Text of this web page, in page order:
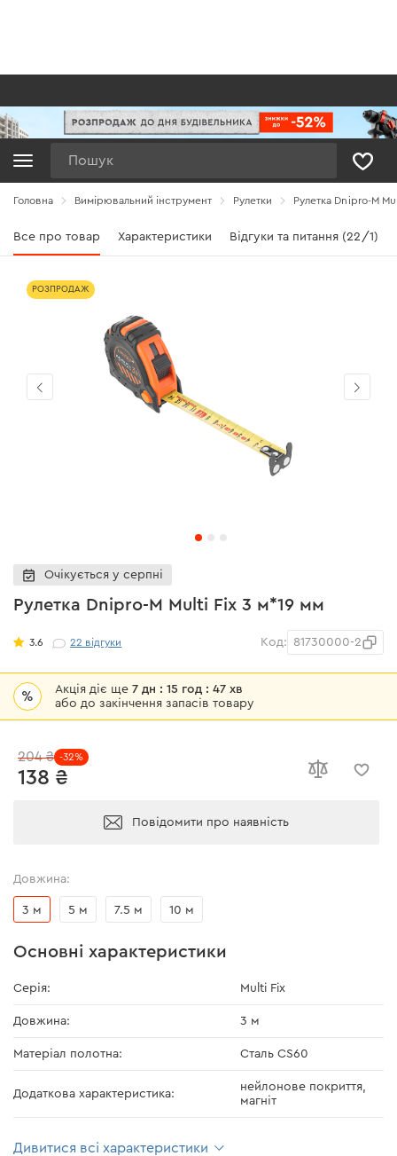
Головна Вимірювальний інструмент Рулетки Рулетка Dnipro-M
Все про товар Характеристики Відгуки та питання (22/1)
Рулетка Dnipro-M Multi Fix 3 м*19 мм
3.6 22 відгуки Код: 81730000-2
% Акція діє ще7 дн : 15 год : 47 хв
або до закінчення запасів товару
138 ₴
204 ₴ -32%
Повідомити про наявність
Очікується у серпні
Довжина:
3 м 5 м 7.5 м 10 м
Основні характеристики
Серія: Multi Fix
Довжина: 3 м
Матеріал полотна: Сталь CS60
Додаткова характеристика:
нейлонове покриття,
магніт
Дивитися всі характеристики
РОЗПРОДАЖ